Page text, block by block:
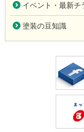
イベント・最新チ
塗装の豆知識